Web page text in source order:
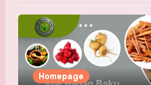
Homepage